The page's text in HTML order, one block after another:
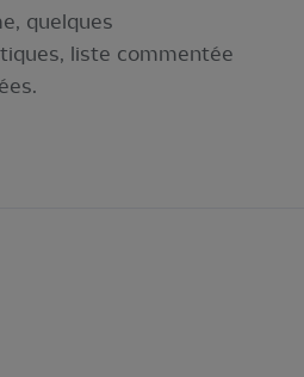
quelques
liste commentée